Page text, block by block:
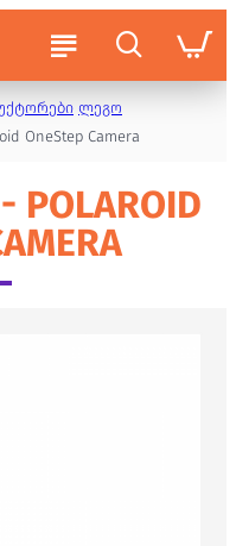
ლეგო
OneStep Camera